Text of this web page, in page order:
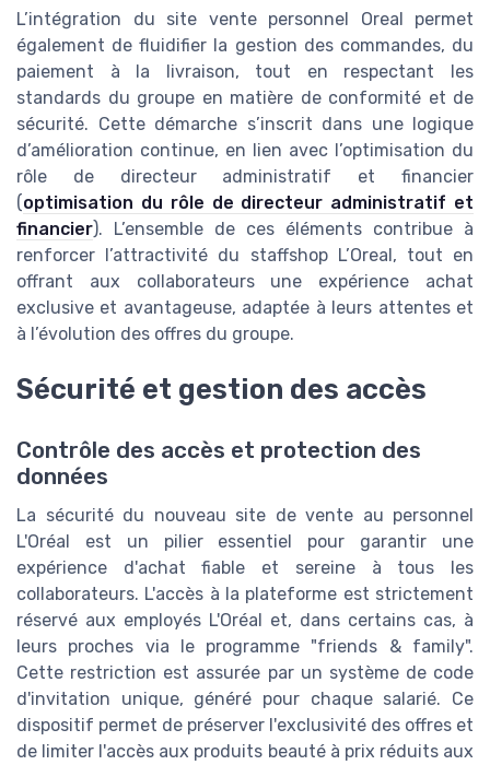
L’intégration du site vente personnel Oreal permet
également de fluidifier la gestion des commandes, du
paiement à la livraison, tout en respectant les
standards du groupe en matière de conformité et de
sécurité. Cette démarche s’inscrit dans une logique
d’amélioration continue, en lien avec l’optimisation du
rôle de directeur administratif et financier
(optimisation du rôle de directeur administratif et
financier). L’ensemble de ces éléments contribue à
renforcer l’attractivité du staffshop L’Oreal, tout en
offrant aux collaborateurs une expérience achat
exclusive et avantageuse, adaptée à leurs attentes et
à l’évolution des offres du groupe.
Sécurité et gestion des accès
Contrôle des accès et protection des
données
La sécurité du nouveau site de vente au personnel
L'Oréal est un pilier essentiel pour garantir une
expérience d'achat fiable et sereine à tous les
collaborateurs. L'accès à la plateforme est strictement
réservé aux employés L'Oréal et, dans certains cas, à
leurs proches via le programme "friends & family".
Cette restriction est assurée par un système de code
d'invitation unique, généré pour chaque salarié. Ce
dispositif permet de préserver l'exclusivité des offres et
de limiter l'accès aux produits beauté à prix réduits aux